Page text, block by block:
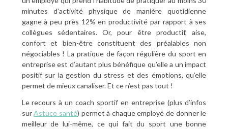
minutes d’activité physique de manière quotidienne
gagne à peu près 12% en productivité par rapport à ses
collègues sédentaires. Or, pour être productif, aise,
confort et bien-être constituent des préalables non
négociables ! La pratique de façon régulière du sport en
entreprise est d’autant plus bénéfique qu’elle a un impact
positif sur la gestion du stress et des émotions, qu’elle
permet de mieux canaliser. Et ce n’est pas tout !
Le recours à un coach sportif en entreprise (plus d’infos
surAstuce santé) permet à chaque employé de donner le
meilleur de lui-même, ce qui fait du sport une bonne